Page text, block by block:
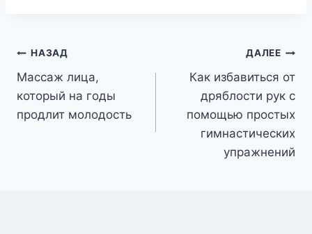
Навигация
по
записям
НАЗАД
Массаж лица,
который на годы
продлит молодость
ДАЛЕЕ
Как избавиться от
дряблости рук с
помощью простых
гимнастических
упражнений